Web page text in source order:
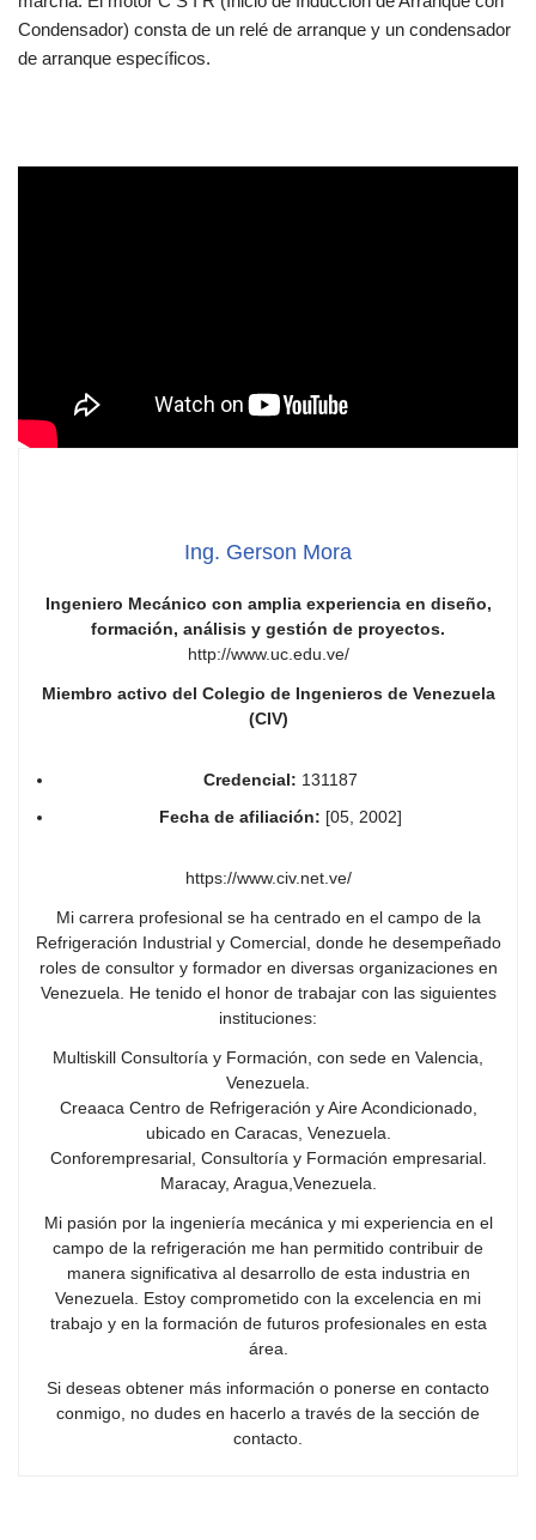
Condensador) consta de un relé de arranque y un condensador
de arranque específicos.
Ing. Gerson Mora
Ingeniero Mecánico con amplia experiencia en diseño,
formación, análisis y gestión de proyectos.
http://www.uc.edu.ve/
Miembro activo del Colegio de Ingenieros de Venezuela
(CIV)
Credencial: 131187
Fecha de afiliación: [05, 2002]
https://www.civ.net.ve/
Mi carrera profesional se ha centrado en el campo de la
Refrigeración Industrial y Comercial, donde he desempeñado
roles de consultor y formador en diversas organizaciones en
Venezuela. He tenido el honor de trabajar con las siguientes
instituciones:
Multiskill Consultoría y Formación, con sede en Valencia,
Venezuela.
Creaaca Centro de Refrigeración y Aire Acondicionado,
ubicado en Caracas, Venezuela.
Conforempresarial, Consultoría y Formación empresarial.
Maracay, Aragua,Venezuela.
Mi pasión por la ingeniería mecánica y mi experiencia en el
campo de la refrigeración me han permitido contribuir de
manera significativa al desarrollo de esta industria en
Venezuela. Estoy comprometido con la excelencia en mi
trabajo y en la formación de futuros profesionales en esta
área.
Si deseas obtener más información o ponerse en contacto
conmigo, no dudes en hacerlo a través de la sección de
contacto.